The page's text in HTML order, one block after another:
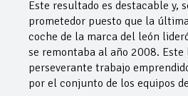
Este resultado es destacable y,
prometedor puesto que la
coche de la marca del león
se remontaba al año 2008.
perseverante trabajo
por el conjunto de los equipos